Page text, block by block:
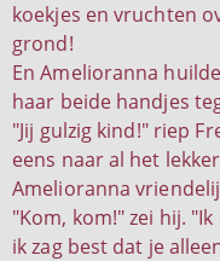
koekjes en vruchten
grond!
En Amelioranna
haar beide handjes
"Jij gulzig kind!" riep
eens naar al het
Amelioranna
"Kom, kom!" zei hij.
ik zag best dat je